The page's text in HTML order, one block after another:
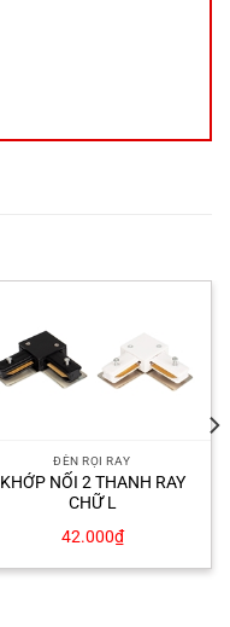
ĐÈN RỌI RAY
KHỚP NỐI 2 THANH RAY
CHỮ L
42.000₫